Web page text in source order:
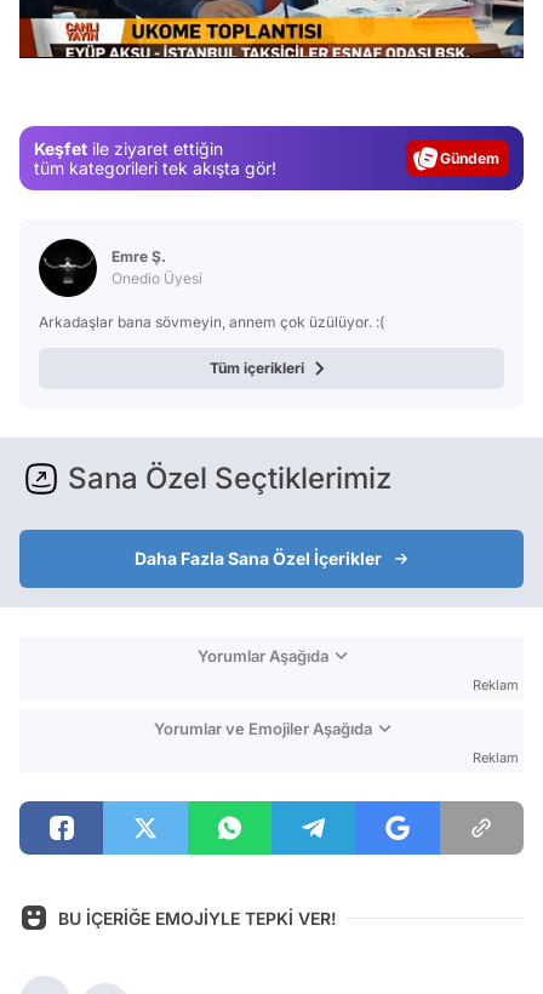
Keşfet ile ziyaret ettiğin
tüm kategorileri tek akışta gör!
Gündem
Emre Ş.
Onedio Üyesi
Arkadaşlar bana sövmeyin, annem çok üzülüyor. :(
Tüm içerikleri
Sana Özel Seçtiklerimiz
Daha Fazla Sana Özel İçerikler
Yorumlar Aşağıda
Reklam
Yorumlar ve Emojiler Aşağıda
Reklam
BU İÇERİĞE EMOJİYLE TEPKİ VER!